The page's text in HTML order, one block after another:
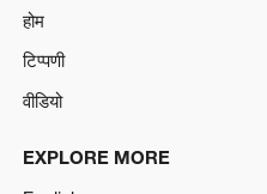
होम
टिप्पणी
वीडियो
EXPLORE MORE